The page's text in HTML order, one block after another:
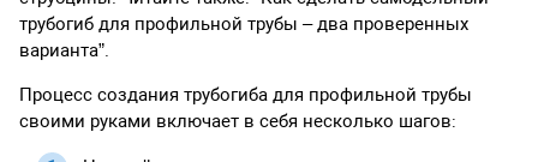
трубогиб для профильной трубы – два проверенных
варианта”.
Процесс создания трубогиба для профильной трубы
своими руками включает в себя несколько шагов: